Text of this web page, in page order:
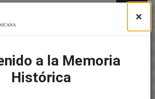
×
a la Memoria
Histórica